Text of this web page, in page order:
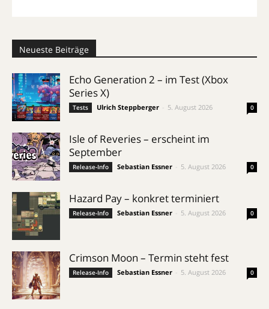
Neueste Beiträge
Echo Generation 2 – im Test (Xbox
Series X)
Tests Ulrich Steppberger 5. August 2026 0
Isle of Reveries – erscheint im
September
Release-Info Sebastian Essner 5. August 2026 0
Hazard Pay – konkret terminiert
Release-Info Sebastian Essner 5. August 2026 0
Crimson Moon – Termin steht fest
Release-Info Sebastian Essner 5. August 2026 0